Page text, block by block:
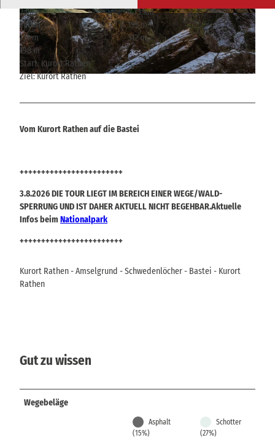
© Philipp Zieger, Tourismusverband Sächsische Schweiz
© Philipp Zieger, Tourismusverband Sächsische
Schweiz
© Philipp Zieger, Tourismusverband Sächsische
Schweiz |CC-BY-SA
2:00 h
4,73 km
200 m
195 m
114 m
312 m
198 m
Start: Kurort Rathen
Ziel: Kurort Rathen
Vom Kurort Rathen auf die Bastei
++++++++++++++++++++++++
3.8.2026 DIE TOUR LIEGT IM BEREICH EINER WEGE/WALD-
SPERRUNG UND IST DAHER AKTUELL NICHT BEGEHBAR.Aktuelle
Infos beim Nationalpark
++++++++++++++++++++++++
Kurort Rathen - Amselgrund - Schwedenlöcher - Bastei - Kurort
Rathen
Gut zu wissen
Wegebeläge
Asphalt
(15%)
Schotter
(27%)